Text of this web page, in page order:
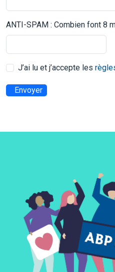
ANTI-SPAM : Combien font 8
J’ai lu et j’accepte les
Envoyer